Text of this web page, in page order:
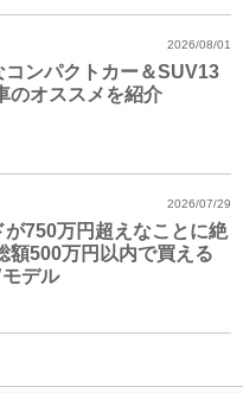
コンパクトカー＆SUV13
のオススメを紹介
2026/08/01
が750万円超えなことに絶
額500万円以内で買える
デル
2026/07/29